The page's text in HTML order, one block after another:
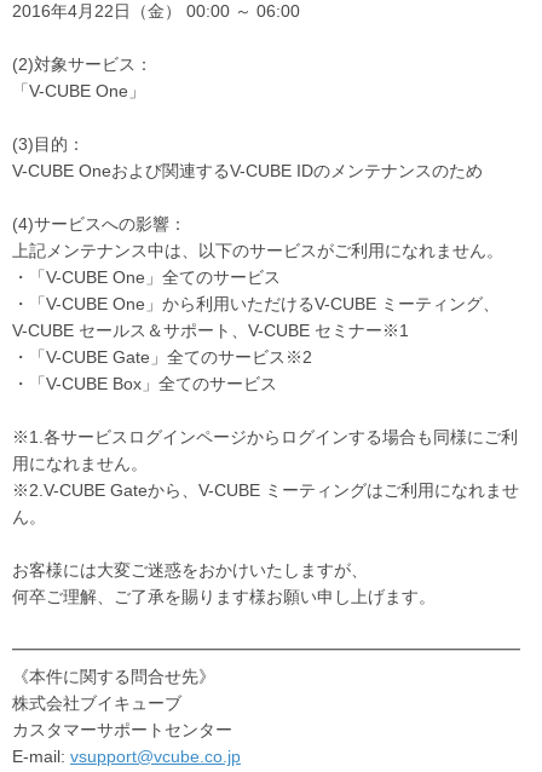
2016年4月22日（金） 00:00 ～ 06:00
(2)対象サービス：
「V-CUBE One」
(3)目的：
V-CUBE Oneおよび関連するV-CUBE IDのメンテナンスのため
(4)サービスへの影響：
上記メンテナンス中は、以下のサービスがご利用になれません。
・「V-CUBE One」全てのサービス
・「V-CUBE One」から利用いただけるV-CUBE ミーティング、
V-CUBE セールス＆サポート、V-CUBE セミナー※1
・「V-CUBE Gate」全てのサービス※2
・「V-CUBE Box」全てのサービス
※1.各サービスログインページからログインする場合も同様にご利
用になれません。
※2.V-CUBE Gateから、V-CUBE ミーティングはご利用になれませ
ん。
お客様には大変ご迷惑をおかけいたしますが、
何卒ご理解、ご了承を賜ります様お願い申し上げます。
━━━━━━━━━━━━━━━━━━━━━━━━━━━━━━
《本件に関する問合せ先》
株式会社ブイキューブ
カスタマーサポートセンター
E-mail: vsupport@vcube.co.jp